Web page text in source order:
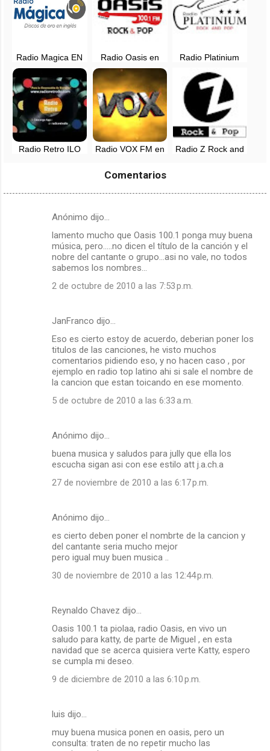
Radio Magica EN
VIVO - 88.3 FM -
Lima, Perú
Radio Oasis en
vivo - 100.1 FM -
Lima, Perú
Radio Platinium
vivo - Tarapoto,
San Martin
Radio Retro ILO
Radio VOX FM en
Radio Z Rock and
Comentarios
Anónimo dijo…
lamento mucho que Oasis 100.1 ponga muy buena
música, pero.....no dicen el título de la canción y el
nobre del cantante o grupo...asi no vale, no todos
sabemos los nombres...
2 de octubre de 2010 a las 7:53 p.m.
JanFranco dijo…
Eso es cierto estoy de acuerdo, deberian poner los
titulos de las canciones, he visto muchos
comentarios pidiendo eso, y no hacen caso , por
ejemplo en radio top latino ahi si sale el nombre de
la cancion que estan toicando en ese momento.
5 de octubre de 2010 a las 6:33 a.m.
Anónimo dijo…
buena musica y saludos para jully que ella los
escucha sigan asi con ese estilo att j.a.ch.a
27 de noviembre de 2010 a las 6:17 p.m.
Anónimo dijo…
es cierto deben poner el nombrte de la cancion y
del cantante seria mucho mejor
pero igual muy buen musica ..
30 de noviembre de 2010 a las 12:44 p.m.
Reynaldo Chavez dijo…
Oasis 100.1 ta piolaa, radio Oasis, en vivo un
saludo para katty, de parte de Miguel , en esta
navidad que se acerca quisiera verte Katty, espero
se cumpla mi deseo.
9 de diciembre de 2010 a las 6:10 p.m.
luis dijo…
muy buena musica ponen en oasis, pero un
consulta: traten de no repetir mucho las